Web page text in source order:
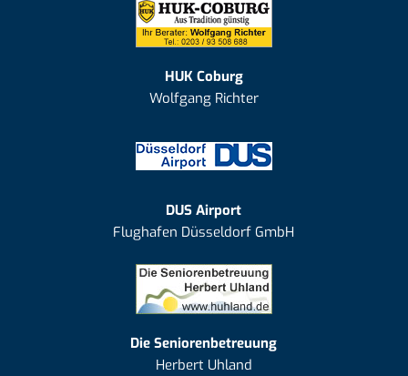
HUK Coburg
Wolfgang Richter
DUS Airport
Flughafen Düsseldorf GmbH
Die Seniorenbetreuung
Herbert Uhland